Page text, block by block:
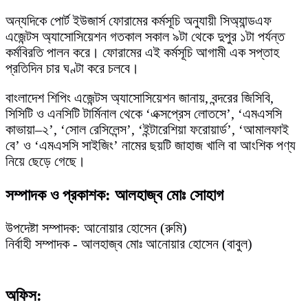
অন্যদিকে পোর্ট ইউজার্স ফোরামের কর্মসূচি অনুযায়ী সিঅ্যান্ডএফ
এজেন্টস অ্যাসোসিয়েশন গতকাল সকাল ৯টা থেকে দুপুর ১টা পর্যন্ত
কর্মবিরতি পালন করে। ফোরামের এই কর্মসূচি আগামী এক সপ্তাহ
প্রতিদিন চার ঘণ্টা করে চলবে।
বাংলাদেশ শিপিং এজেন্টস অ্যাসোসিয়েশন জানায়, বন্দরের জিসিবি,
সিসিটি ও এনসিটি টার্মিনাল থেকে ‘এক্সপ্রেস লোতসে’, ‘এমএসসি
কাভায়া–২’, ‘সোল রেসিলেন্স’, ‘ইন্টারেশিয়া ফরোয়ার্ড’, ‘আমালফাই
বে’ ও ‘এমএসসি সাইজিং’ নামের ছয়টি জাহাজ খালি বা আংশিক পণ্য
নিয়ে ছেড়ে গেছে।
সম্পাদক ও প্রকাশক: আলহাজ্ব মোঃ সোহাগ
উপদেষ্টা সম্পাদক: আনোয়ার হোসেন (রুমি)
নির্বাহী সম্পাদক - আলহাজ্ব মোঃ আনোয়ার হোসেন (বাবুল)
অফিস: